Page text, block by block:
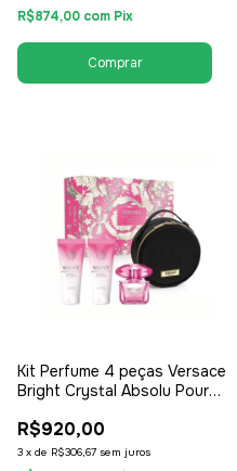
R$874,00 com Pix
Kit Perfume 4 peças Versace
Bright Crystal Absolu Pour
Gel + Lotion + Necessaire -
EDP Eau de Parfum - Feminino
R$920,00
3 x de R$306,67 sem juros